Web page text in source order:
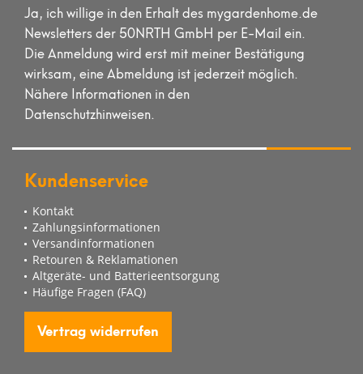
Ja, ich willige in den Erhalt des mygardenhome.de
Newsletters der 50NRTH GmbH per E-Mail ein.
Die Anmeldung wird erst mit meiner Bestätigung
wirksam, eine Abmeldung ist jederzeit möglich.
Nähere Informationen in den
Datenschutzhinweisen.
Kundenservice
Kontakt
Zahlungsinformationen
Versandinformationen
Retouren & Reklamationen
Altgeräte- und Batterieentsorgung
Häufige Fragen (FAQ)
Vertrag widerrufen